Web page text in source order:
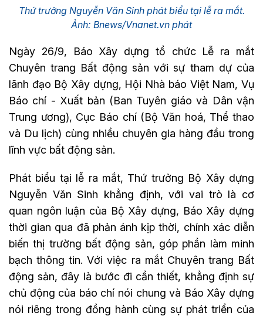
Thứ trưởng Nguyễn Văn Sinh phát biểu tại lễ ra mắt.
Ảnh: Bnews/Vnanet.vn phát
Ngày 26/9, Báo Xây dựng tổ chức Lễ ra mắt
Chuyên trang Bất động sản với sự tham dự của
lãnh đạo Bộ Xây dựng, Hội Nhà báo Việt Nam, Vụ
Báo chí - Xuất bản (Ban Tuyên giáo và Dân vận
Trung ương), Cục Báo chí (Bộ Văn hoá, Thể thao
và Du lịch) cùng nhiều chuyên gia hàng đầu trong
lĩnh vực bất động sản.
Phát biểu tại lễ ra mắt, Thứ trưởng Bộ Xây dựng
Nguyễn Văn Sinh khẳng định,với vai trò là cơ
quan ngôn luận của Bộ Xây dựng, Báo Xây dựng
thời gian qua đã phản ánh kịp thời, chính xác diễn
biến thị trường bất động sản, góp phần làm minh
bạch thông tin. Với việc ra mắt Chuyên trang Bất
động sản, đây là bước đi cần thiết, khẳng định sự
chủ động của báo chí nói chung và Báo Xây dựng
nói riêng trong đồng hành cùng sự phát triển của